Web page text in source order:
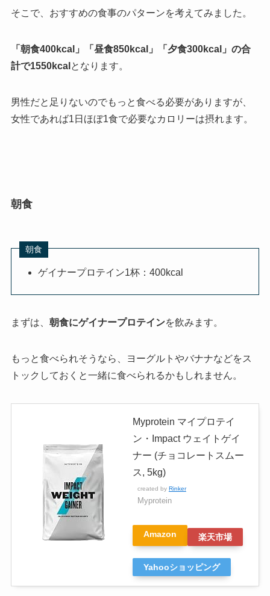
そこで、おすすめの食事のパターンを考えてみました。
「朝食400kcal」「昼食850kcal」「夕食300kcal」の合
計で1550kcal となります。
男性だと足りないのでもっと食べる必要がありますが、
女性であれば1日ほぼ1食で必要なカロリーは摂れます。
朝食
朝食
ゲイナープロテイン1杯：400kcal
まずは、 朝食にゲイナープロテインを飲みます。
もっと食べられそうなら、ヨーグルトやバナナなどをス
トックしておくと一緒に食べられるかもしれません。
Myprotein マイプロテイ
ン・Impact ウェイトゲイ
ナー (チョコレートスムー
ス, 5kg)
created by Rinker
Myprotein
Amazon 楽天市場
Yahooショッピング